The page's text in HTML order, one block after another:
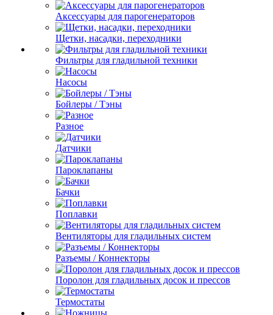
Аксессуары для парогенераторов
Щетки, насадки, переходники
Фильтры для гладильной техники
Насосы
Бойлеры / Тэны
Разное
Датчики
Пароклапаны
Бачки
Поплавки
Вентиляторы для гладильных систем
Разъемы / Коннекторы
Поролон для гладильных досок и прессов
Термостаты